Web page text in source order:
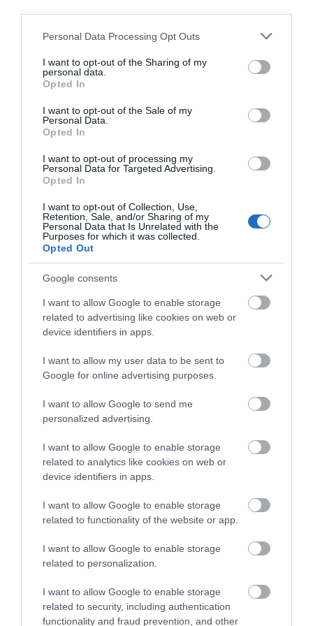
Please note that this website/app uses one or more Google
not limited to your visit or usage behaviour. You may click to
grant or deny consent to Google and its third-party tags to
use your data for below specified purposes in below Google
consent section.
Personal Data Processing Opt Outs
I want to opt-out of the Sharing of my
personal data.
Opted In
I want to opt-out of the Sale of my
Personal Data.
Opted In
I want to opt-out of processing my
Personal Data for Targeted Advertising.
Opted In
I want to opt-out of Collection, Use,
Retention, Sale, and/or Sharing of my
Personal Data that Is Unrelated with the
Purposes for which it was collected.
Opted Out
Google consents
I want to allow Google to enable storage
related to advertising like cookies on web or
device identifiers in apps.
I want to allow my user data to be sent to
Google for online advertising purposes.
I want to allow Google to send me
personalized advertising.
I want to allow Google to enable storage
related to analytics like cookies on web or
device identifiers in apps.
I want to allow Google to enable storage
related to functionality of the website or app.
I want to allow Google to enable storage
related to personalization.
I want to allow Google to enable storage
related to security, including authentication
functionality and fraud prevention, and other
του Σωτήρος – Πως θα κάνετε το
06.08.2026 | 20:20
τη ζωή ο 37χρονος που είχε
τροχαίο με αγριογούρουνο
Νέο σοβαρό τροχαίο στην Εύβοια:
Τούμπαρε αυτοκίνητο
06.08.2026 | 20:00
Έσπασαν πιάτα στο κεφάλι του
Αταμάν – Βίντεο από τη Σύμη
06.08.2026 | 19:40
Φωτιά στη Σκύρο: Συνεχίζει να
καίει στο Νησί, συγκλονιστική
βίντεο
06.08.2026 | 19:40
Ξεκινάει τεράστιο έργο αξίας
2.425.000€ στην Εύβοια – Δείτε
06.08.2026 | 19:20
μικροβίωμα του
εγκατέλειψαν
Προφυλακίστηκε ο
44χρονος για τη φωτιά
στη Κεφαλονιά
Έρχεται ισχυρό κύμα
ζέστης: Πότε η
χτυπήσει 40άρια
Προφυλακιστέος ο
δολοφονία της
Βρετανίδας –
κατάθεση της συζύγου
του 28χρονου
Πέμπτη 6 Αυγούστου